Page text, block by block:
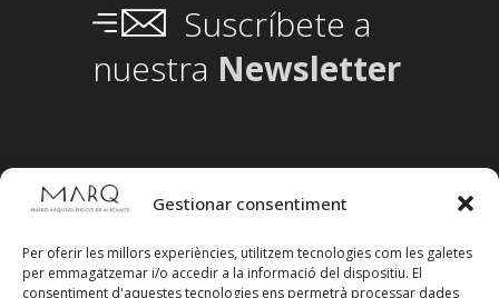
Gestionar consentiment
Per oferir les millors experiències, utilitzem tecnologies com les galetes
per emmagatzemar i/o accedir a la informació del dispositiu. El
consentiment d'aquestes tecnologies ens permetrà processar dades
Suscríbete a
nuestra Newsletter